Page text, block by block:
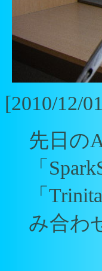
[2010/12/
先日の
「
「
み合わ